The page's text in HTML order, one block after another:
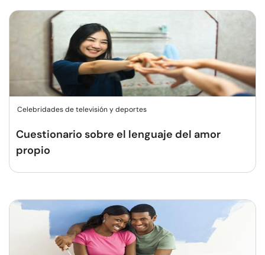
Celebridades de televisión y deportes
Cuestionario sobre el lenguaje del amor
propio